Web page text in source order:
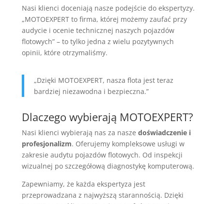
Nasi klienci doceniają nasze podejście do ekspertyzy.
„MOTOEXPERT to firma, której możemy zaufać przy
audycie i ocenie technicznej naszych pojazdów
flotowych” – to tylko jedna z wielu pozytywnych
opinii, które otrzymaliśmy.
„Dzięki MOTOEXPERT, nasza flota jest teraz
bardziej niezawodna i bezpieczna.”
Dlaczego wybierają MOTOEXPERT?
Nasi klienci wybierają nas za nasze doświadczenie i
profesjonalizm. Oferujemy kompleksowe usługi w
zakresie audytu pojazdów flotowych. Od inspekcji
wizualnej po szczegółową diagnostykę komputerową.
Zapewniamy, że każda ekspertyza jest
przeprowadzana z najwyższą starannością. Dzięki